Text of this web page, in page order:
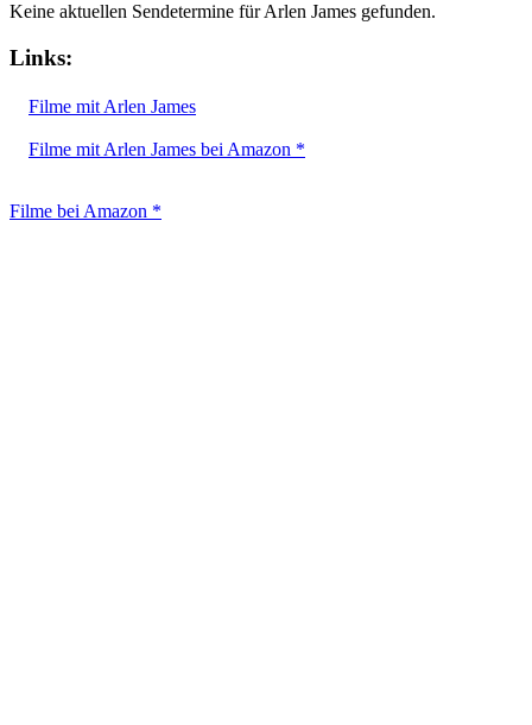
Keine aktuellen Sendetermine für Arlen James gefunden.
Links:
Filme mit Arlen James
Filme mit Arlen James bei Amazon *
Filme bei Amazon *